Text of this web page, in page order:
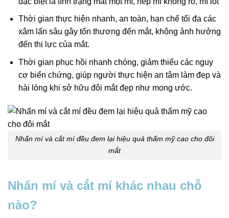
Thời gian thực hiện nhanh, an toàn, hạn chế tối đa các
xâm lấn sâu gây tổn thương đến mắt, không ảnh hưởng
đến thị lực của mắt.
Thời gian phục hồi nhanh chóng, giảm thiểu các nguy
cơ biến chứng, giúp người thực hiện an tâm làm đẹp và
hài lòng khi sở hữu đôi mắt đẹp như mong ước.
Nhấn mí và cắt mí đều đem lại hiệu quả thẩm mỹ cao cho đôi
mắt
Nhấn mí và cắt mí khác nhau chỗ
nào?